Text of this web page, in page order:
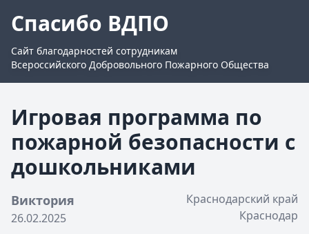
Спасибо ВДПО
Сайт благодарностей сотрудникам
Всероссийского Добровольного Пожарного Общества
Игровая программа по
пожарной безопасности с
дошкольниками
Виктория
26.02.2025
Краснодарский край
Краснодар